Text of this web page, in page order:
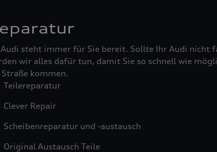
steht immer für Sie bereit. Sollte Ihr Audi nicht
wir alles dafür tun, damit Sie so schnell wie
Straße kommen.
Teilereparatur
Clever Repair
Scheibenreparatur und -austausch
Original Austausch Teile